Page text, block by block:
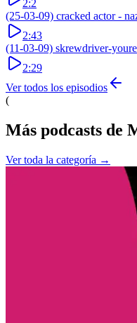
2:2
(25-03-09) cracked actor -
2:43
(11-03-09) skrewdriver-
2:29
Ver todos los episodios
(
Más podcasts de
Ver toda la categoría →